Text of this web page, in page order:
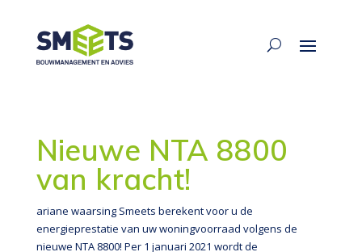
Nieuwe NTA 8800
van kracht!
ariane waarsing Smeets berekent voor u de
energieprestatie van uw woningvoorraad volgens de
nieuwe NTA 8800! Per 1 januari 2021 wordt de